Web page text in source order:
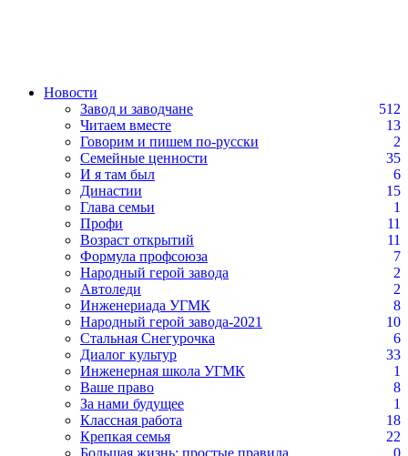
Новости
Завод и заводчане
512
Читаем вместе
13
Говорим и пишем по-русски
2
Семейные ценности
35
И я там был
6
Династии
15
Глава семьи
1
Профи
11
Возраст открытий
11
Формула профсоюза
7
Народный герой завода
2
Автоледи
2
Инженериада УГМК
8
Народный герой завода-2021
10
Стальная Снегурочка
6
Диалог культур
33
Инженерная школа УГМК
1
Ваше право
8
За нами будущее
1
Классная работа
18
Крепкая семья
22
Большая жизнь: простые правила
0